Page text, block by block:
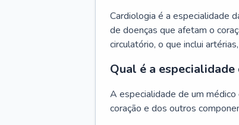
Cardiologia é a especialidade
de doenças que afetam o
circulatório, o que inclui
Qual é a
A especialidade de um
coração e dos outros